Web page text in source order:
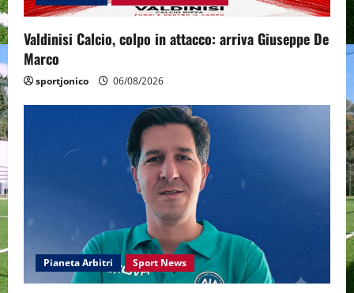
Valdinisi Calcio, colpo in attacco: arriva Giuseppe De
Marco
sportjonico 06/08/2026
Pianeta Arbitri Sport News